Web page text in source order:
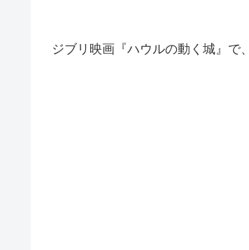
ジブリ映画『ハウルの動く城』で